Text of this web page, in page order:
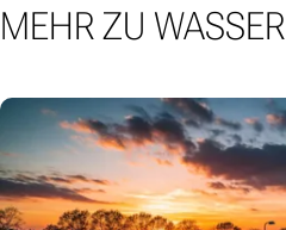
MEHR ZU WASSER